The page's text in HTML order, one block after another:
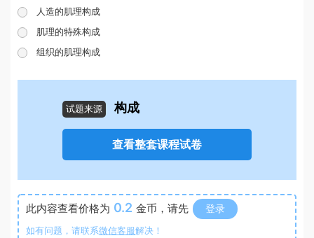
人造的肌理构成
肌理的特殊构成
组织的肌理构成
试题来源 构成
查看整套课程试卷
此内容查看价格为 0.2 金币，请先 登录
如有问题，请联系微信客服解决！